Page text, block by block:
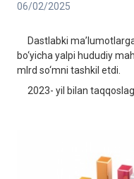
06/02/2025
Dastlabki
bo‘yicha yalpi hududiy
mlrd so‘mni tashkil etdi.
2023- yil bilan